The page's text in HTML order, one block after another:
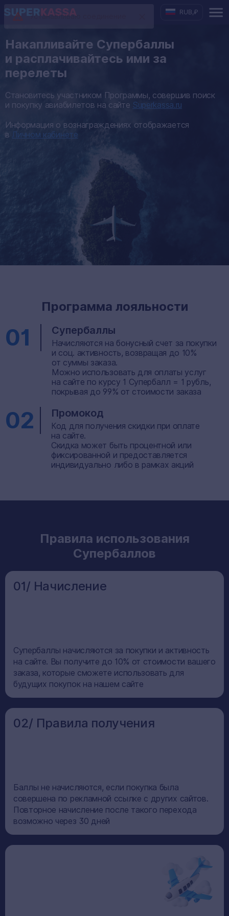
RUB,₽
Устанавливаю соединение
Накапливайте Супербаллы
и расплачивайтесь ими за
перелеты
Становитесь участником Программы, совершив поиск
и покупку авиабилетов на сайте Superkassa.ru
Информация о вознаграждениях отображается
в Личном кабинете
Программа лояльности
01 Супербаллы
Начисляются на бонусный счет за покупки
и соц. активность, возвращая до 10%
от суммы заказа.
Можно использовать для оплаты услуг
на сайте по курсу 1 Супербалл = 1 рубль,
покрывая до 99% от стоимости заказа
02 Промокод
Код для получения скидки при оплате
на сайте.
Скидка может быть процентной или
фиксированной и предоставляется
индивидуально либо в рамках акций
Правила использования
Супербаллов
01/ Начисление
Супербаллы начисляются за покупки и активность
на сайте. Вы получите до 10% от стоимости вашего
заказа, которые сможете использовать для
будущих покупок на нашем сайте
02/ Правила получения
Баллы не начисляются, если покупка была
совершена по рекламной ссылке с других сайтов.
Повторное начисление после такого перехода
возможно через 30 дней